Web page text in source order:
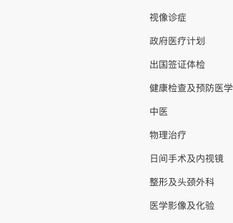
视像诊症
政府医疗计划
出国签证体检
健康检查及预防医学
中医
物理治疗
日间手术及内视镜
整形及头颈外科
医学影像及化验